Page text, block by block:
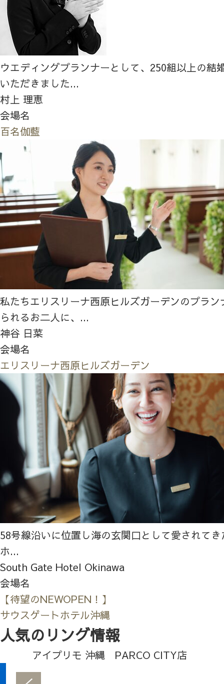
ウエディングプランナーとして、250組以上の結
いただきました...
村上 理恵
会場名
百名伽藍
私たちエリスリーナ西原ヒルズガーデンのプラ
られるお二人に、...
神谷 日菜
会場名
エリスリーナ西原ヒルズガーデン
58号線沿いに位置し海の玄関口として愛されて
ホ...
South Gate Hotel Okinawa
会場名
【待望のNEWOPEN！】
サウスゲートホテル沖縄
人気のリング情報
アイプリモ 沖縄 PARCO CITY店